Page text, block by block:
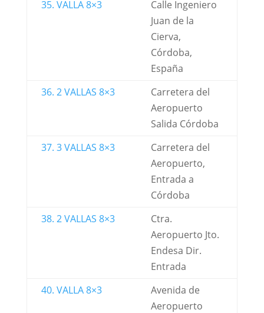
35. VALLA 8×3
Calle Ingeniero
Juan de la
Cierva,
Córdoba,
España
36. 2 VALLAS 8×3
Carretera del
Aeropuerto
Salida Córdoba
37. 3 VALLAS 8×3
Carretera del
Aeropuerto,
Entrada a
Córdoba
38. 2 VALLAS 8×3
Ctra.
Aeropuerto Jto.
Endesa Dir.
Entrada
40. VALLA 8×3
Avenida de
Aeropuerto